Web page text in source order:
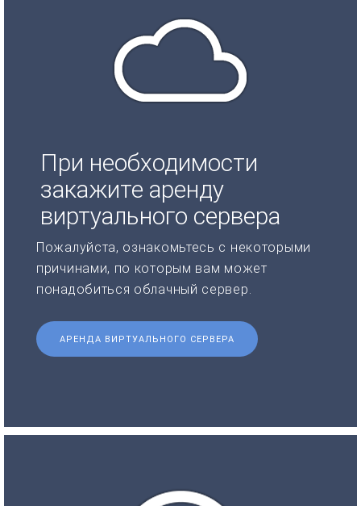
При необходимости
закажите аренду
виртуального сервера
Пожалуйста, ознакомьтесь с некоторыми
причинами, по которым вам может
понадобиться облачный сервер.
АРЕНДА ВИРТУАЛЬНОГО СЕРВЕРА